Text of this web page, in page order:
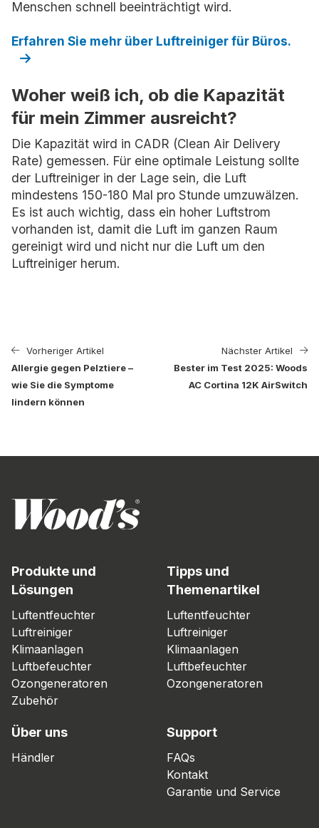
Menschen schnell beeinträchtigt wird.
Erfahren Sie mehr über Luftreiniger für Büros.
Woher weiß ich, ob die Kapazität
für mein Zimmer ausreicht?
Die Kapazität wird in CADR (Clean Air Delivery
Rate) gemessen. Für eine optimale Leistung sollte
der Luftreiniger in der Lage sein, die Luft
mindestens 150-180 Mal pro Stunde umzuwälzen.
Es ist auch wichtig, dass ein hoher Luftstrom
vorhanden ist, damit die Luft im ganzen Raum
gereinigt wird und nicht nur die Luft um den
Luftreiniger herum.
Vorheriger Artikel
Allergie gegen Pelztiere –
wie Sie die Symptome
lindern können
Nächster Artikel
Bester im Test 2025: Woods
AC Cortina 12K AirSwitch
Produkte und
Lösungen
Luftentfeuchter
Luftreiniger
Klimaanlagen
Luftbefeuchter
Ozongeneratoren
Zubehör
Tipps und
Themenartikel
Luftentfeuchter
Luftreiniger
Klimaanlagen
Luftbefeuchter
Ozongeneratoren
Über uns
Händler
Support
FAQs
Kontakt
Garantie und Service